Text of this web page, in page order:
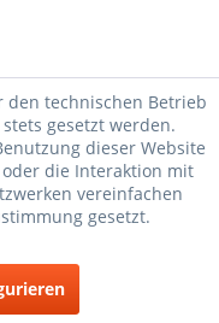
den technischen Betrieb
gesetzt werden.
dieser Website
die Interaktion mit
vereinfachen
gesetzt.